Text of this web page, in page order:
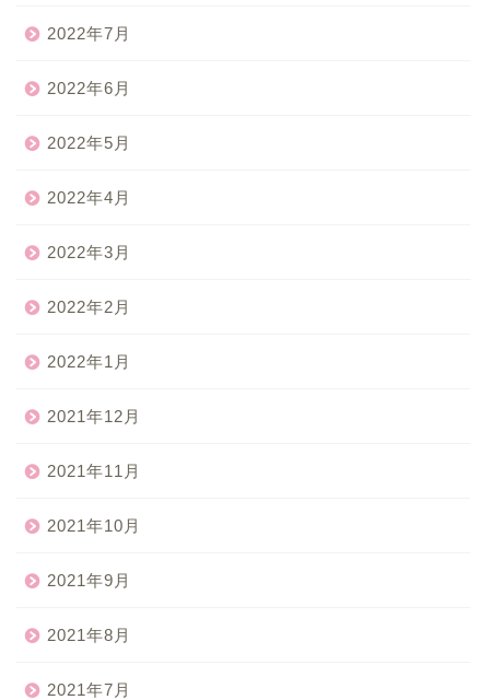
2022年7月
2022年6月
2022年5月
2022年4月
2022年3月
2022年2月
2022年1月
2021年12月
2021年11月
2021年10月
2021年9月
2021年8月
2021年7月